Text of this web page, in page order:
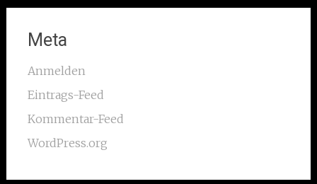
Meta
Anmelden
Eintrags-Feed
Kommentar-Feed
WordPress.org